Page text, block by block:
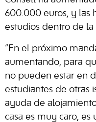
600.000 euros, y las
estudios dentro de la
“En el próximo
aumentando, para
no pueden estar en
estudiantes de otras
ayuda de
casa es muy caro,